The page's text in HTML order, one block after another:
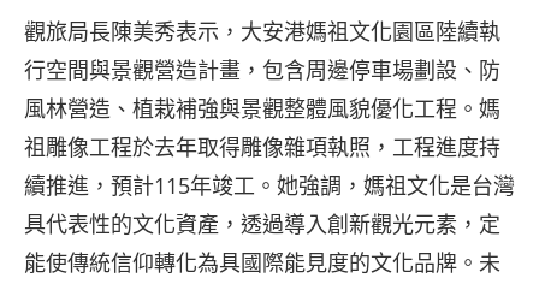
觀旅局長陳美秀表示，大安港媽祖文化園區陸續執
行空間與景觀營造計畫，包含周邊停車場劃設、防
風林營造、植栽補強與景觀整體風貌優化工程。媽
祖雕像工程於去年取得雕像雜項執照，工程進度持
續推進，預計115年竣工。她強調，媽祖文化是台灣
具代表性的文化資產，透過導入創新觀光元素，定
能使傳統信仰轉化為具國際能見度的文化品牌。未